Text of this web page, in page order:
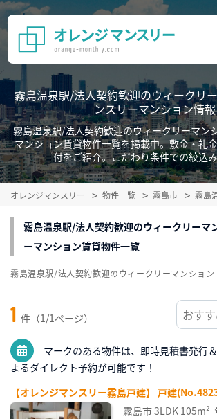
霧島温泉駅/法人契約歓迎のウィークリ
ンスリーマンション情報
霧島温泉駅/法人契約歓迎のウィークリーマン
マンション賃貸物件一覧を掲載中。敷金・礼
付をご紹介。こだわり条件での絞込
オレンジマンスリー 物件一覧 霧島市 霧島
霧島温泉駅/法人契約歓迎のウィークリーマ
ーマンション賃貸物件一覧
1 件（1/1ページ）
マークのある物件は、即時見積書発行
よるダイレクト予約が可能です！
【オレンジマンスリー霧島戸建】 戸建
霧島市3LDK 105m²